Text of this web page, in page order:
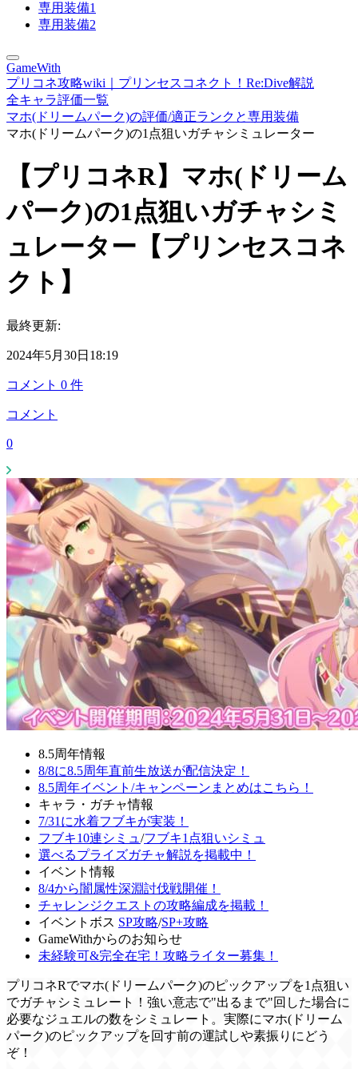
専用装備1
専用装備2
GameWith
プリコネ攻略wiki｜プリンセスコネクト！Re:Dive解説
全キャラ評価一覧
マホ(ドリームパーク)の評価/適正ランクと専用装備
マホ(ドリームパーク)の1点狙いガチャシミュレーター
【プリコネR】マホ(ドリーム
パーク)の1点狙いガチャシミ
ュレーター【プリンセスコネ
クト】
最終更新:
2024年5月30日18:19
コメント 0 件
コメント
0
8.5周年情報
8/8に8.5周年直前生放送が配信決定！
8.5周年イベント/キャンペーンまとめはこちら！
キャラ・ガチャ情報
7/31に水着フブキが実装！
フブキ10連シミュ /フブキ1点狙いシミュ
選べるプライズガチャ解説を掲載中！
イベント情報
8/4から闇属性深淵討伐戦開催！
チャレンジクエストの攻略編成を掲載！
イベントボス SP攻略/SP+攻略
GameWithからのお知らせ
未経験可&完全在宅！攻略ライター募集！
プリコネRでマホ(ドリームパーク)のピックアップを1点狙い
でガチャシミュレート！強い意志で"出るまで"回した場合に
必要なジュエルの数をシミュレート。実際にマホ(ドリーム
パーク)のピックアップを回す前の運試しや素振りにどう
ぞ！